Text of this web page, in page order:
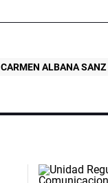
CARMEN ALBANA SANZ